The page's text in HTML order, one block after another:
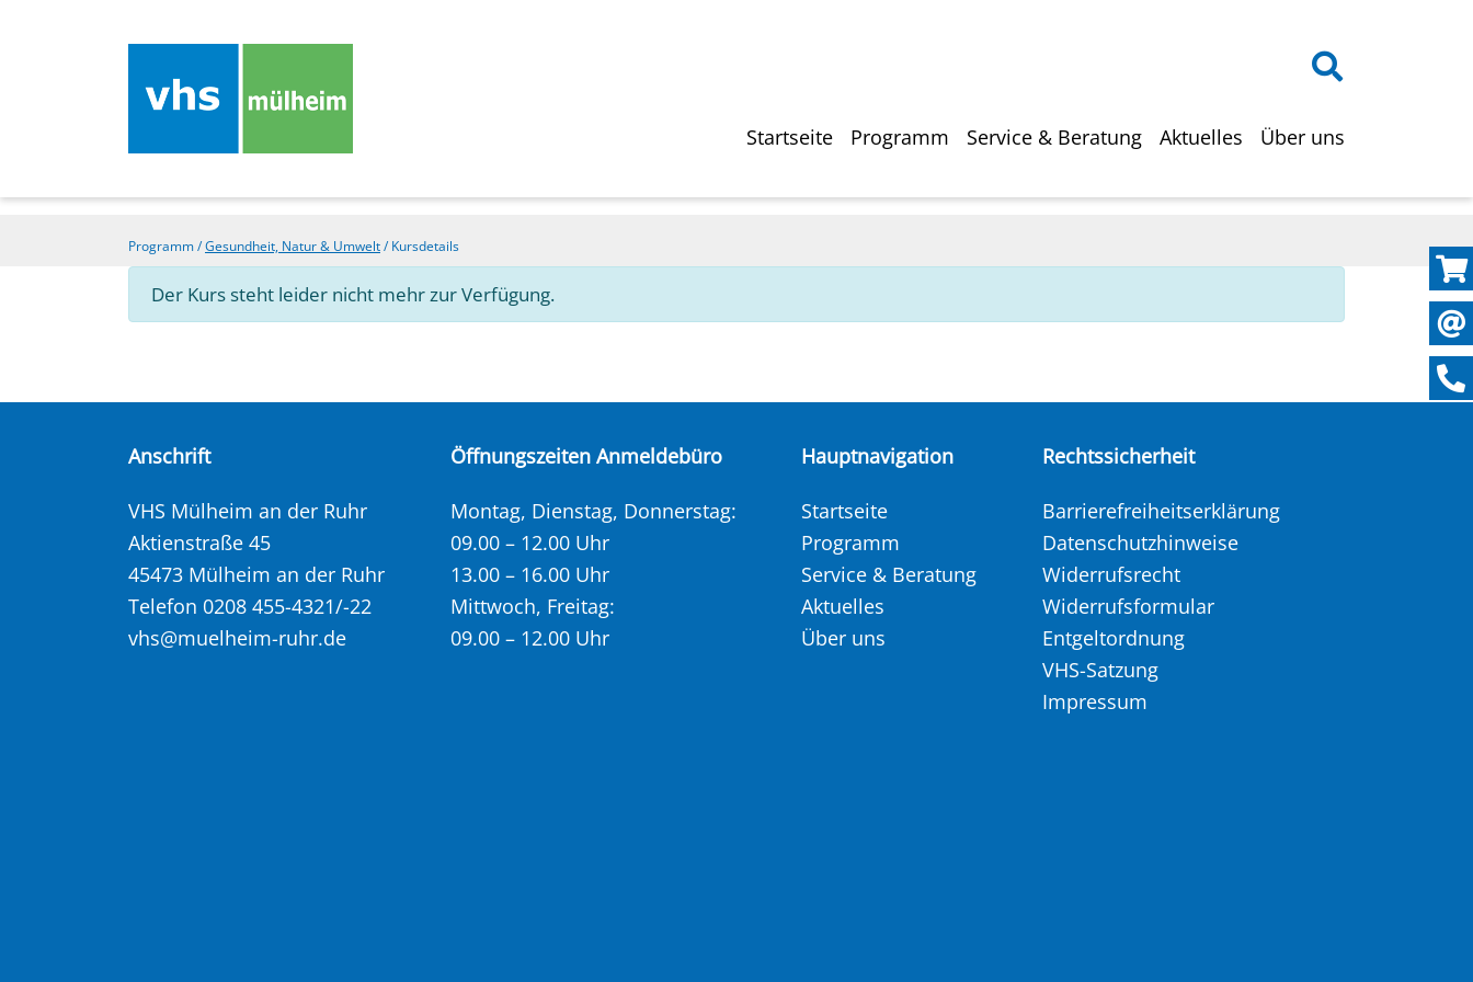
Hauptnavigation
Startseite Programm Service & Beratung Aktuelles Über uns
Programm/Gesundheit, Natur & Umwelt/Kursdetails
Der Kurs steht leider nicht mehr zur Verfügung.
Anschrift
VHS Mülheim an der Ruhr
Aktienstraße 45
45473 Mülheim an der Ruhr
Telefon 0208 455-4321/-22
vhs@muelheim-ruhr.de
Öffnungszeiten Anmeldebüro
Montag, Dienstag, Donnerstag:
09.00 – 12.00 Uhr
13.00 – 16.00 Uhr
Mittwoch, Freitag:
09.00 – 12.00 Uhr
Hauptnavigation
Startseite
Programm
Service & Beratung
Aktuelles
Über uns
Rechtssicherheit
Barrierefreiheitserklärung
Datenschutzhinweise
Widerrufsrecht
Widerrufsformular
Entgeltordnung
VHS-Satzung
Impressum